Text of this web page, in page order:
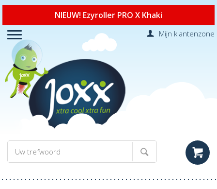
NIEUW! Ezyroller PRO X Khaki
Mijn klantenzone